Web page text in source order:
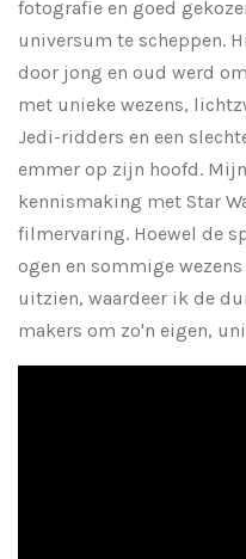
fotografie en goed
universum te scheppen.
door jong en oud werd
met unieke wezens,
Jedi-ridders en een
emmer op zijn hoofd.
kennismaking met Star
filmervaring. Hoewel de
ogen en sommige
uitzien, waardeer ik de
makers om zo'n eigen,